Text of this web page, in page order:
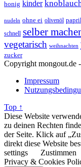
honig kinder
nudeln ohne ei olivenöl
schnell selber
vegetarisch weihnachten
zucker
Copyright mongout.de
Impressum
Top ↑
Diese Website
zu deinen Rechten
der Seite. Klick auf
direkt diese Website
settings
Zustimmen
Privacy & Cookies